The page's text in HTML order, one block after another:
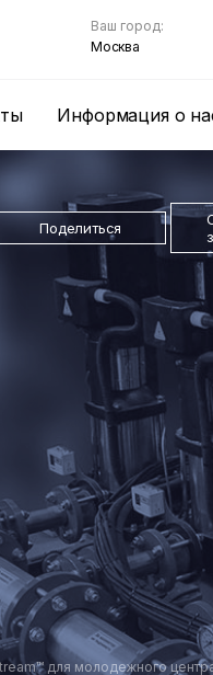
Информация о
Ваш город:
Москва
Поделиться
для молодежного